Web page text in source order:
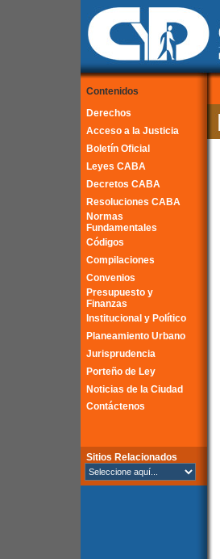
Contenidos
Derechos
Acceso a la Justicia
Boletín Oficial
Leyes CABA
Decretos CABA
Resoluciones CABA
Normas
Fundamentales
Códigos
Compilaciones
Convenios
Presupuesto y
Finanzas
Institucional y Político
Planeamiento Urbano
Jurisprudencia
Porteño de Ley
Noticias de la Ciudad
Contáctenos
Sitios Relacionados